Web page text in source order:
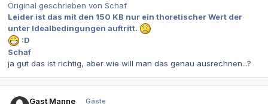
Original geschrieben von Schaf
Leider ist das mit den 150 KB nur ein thoretischer Wert der
unter Idealbedingungen auftritt.
:D
Schaf
ja gut das ist richtig, aber wie will man das genau ausrechnen...?
Gast Manne
Gäste